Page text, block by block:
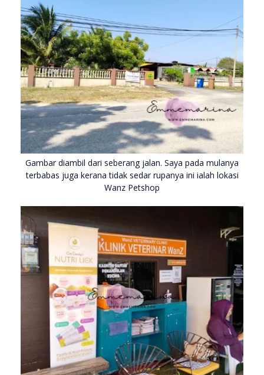
Gambar diambil dari seberang jalan. Saya pada mulanya
terbabas juga kerana tidak sedar rupanya ini ialah lokasi
Wanz Petshop